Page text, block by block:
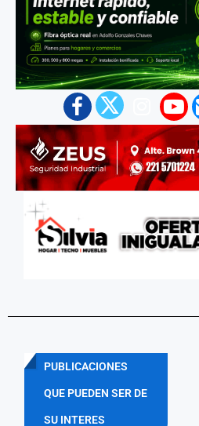
PUBLICACIONES
QUE PUEDEN SER DE
SU INTERES